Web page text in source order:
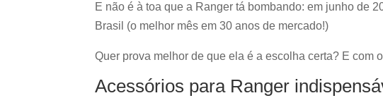
E não é à toa que a Ranger tá bombando: em junho de
Brasil (o melhor mês em 30 anos de mercado!)
Quer prova melhor de que ela é a escolha certa? E com
Acessórios para Ranger